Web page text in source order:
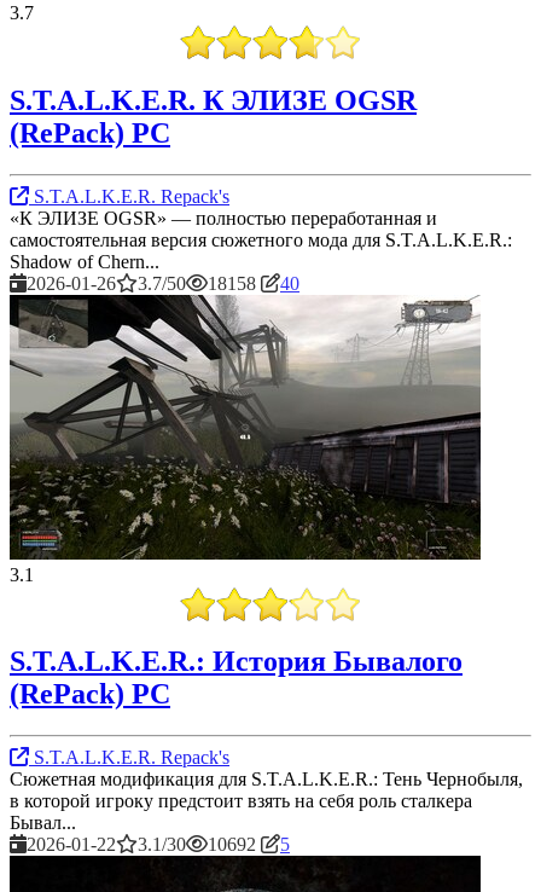
3.7
S.T.A.L.K.E.R. К ЭЛИЗЕ OGSR
(RePack) PC
S.T.A.L.K.E.R. Repack's
«К ЭЛИЗЕ OGSR» — полностью переработанная и
самостоятельная версия сюжетного мода для S.T.A.L.K.E.R.:
Shadow of Chern...
2026-01-26
3.7/50 18158 40
3.1
S.T.A.L.K.E.R.: История Бывалого
(RePack) PC
S.T.A.L.K.E.R. Repack's
Сюжетная модификация для S.T.A.L.K.E.R.: Тень Чернобыля,
в которой игроку предстоит взять на себя роль сталкера
Бывал...
2026-01-22
3.1/30 10692 5